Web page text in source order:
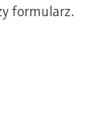
formularz.